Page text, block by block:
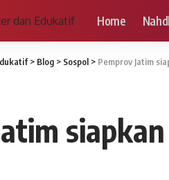
Home
> Blog > Sospol > Pemprov Jatim